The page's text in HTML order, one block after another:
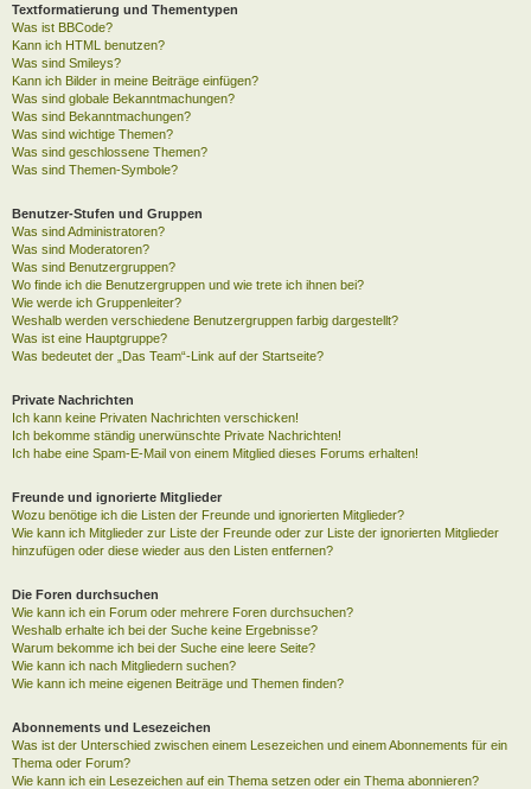
Textformatierung und Thementypen
Was ist BBCode?
Kann ich HTML benutzen?
Was sind Smileys?
Kann ich Bilder in meine Beiträge einfügen?
Was sind globale Bekanntmachungen?
Was sind Bekanntmachungen?
Was sind wichtige Themen?
Was sind geschlossene Themen?
Was sind Themen-Symbole?
Benutzer-Stufen und Gruppen
Was sind Administratoren?
Was sind Moderatoren?
Was sind Benutzergruppen?
Wo finde ich die Benutzergruppen und wie trete ich ihnen bei?
Wie werde ich Gruppenleiter?
Weshalb werden verschiedene Benutzergruppen farbig dargestellt?
Was ist eine Hauptgruppe?
Was bedeutet der „Das Team“-Link auf der Startseite?
Private Nachrichten
Ich kann keine Privaten Nachrichten verschicken!
Ich bekomme ständig unerwünschte Private Nachrichten!
Ich habe eine Spam-E-Mail von einem Mitglied dieses Forums erhalten!
Freunde und ignorierte Mitglieder
Wozu benötige ich die Listen der Freunde und ignorierten Mitglieder?
Wie kann ich Mitglieder zur Liste der Freunde oder zur Liste der ignorierten Mitglieder
hinzufügen oder diese wieder aus den Listen entfernen?
Die Foren durchsuchen
Wie kann ich ein Forum oder mehrere Foren durchsuchen?
Weshalb erhalte ich bei der Suche keine Ergebnisse?
Warum bekomme ich bei der Suche eine leere Seite?
Wie kann ich nach Mitgliedern suchen?
Wie kann ich meine eigenen Beiträge und Themen finden?
Abonnements und Lesezeichen
Was ist der Unterschied zwischen einem Lesezeichen und einem Abonnements für ein
Thema oder Forum?
Wie kann ich ein Lesezeichen auf ein Thema setzen oder ein Thema abonnieren?